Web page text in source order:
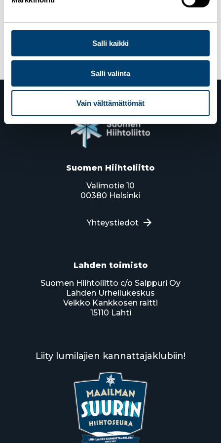
Salli kaikki
Salli valinta
Vain välttämättömät
Cup AvainsanatHiihdon Suomen Cup,Inari,SM-
hiihdot
Suomen Hiihtoliitto
Valimotie 10
00380 Helsinki
Yhteystiedot
Lahden toimisto
Suomen Hiihtoliitto c/o Salppuri Oy
Lahden Urheilukeskus
Veikko Kankkosen raitti
15110 Lahti
Liity lumilajien kannattajaklubiin!